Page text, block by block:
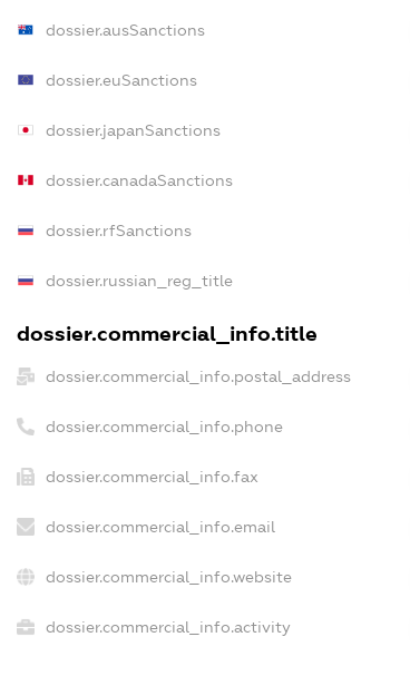
dossier.ausSanctions
dossier.euSanctions
dossier.japanSanctions
dossier.canadaSanctions
dossier.rfSanctions
dossier.russian_reg_title
dossier.commercial_info.title
dossier.commercial_info.postal_address
dossier.commercial_info.phone
dossier.commercial_info.fax
dossier.commercial_info.email
dossier.commercial_info.website
dossier.commercial_info.activity